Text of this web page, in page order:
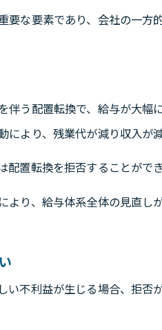
要な要素であり、会社の一方
伴う配置転換で、給与が大幅
により、残業代が減り収入が
配置転換を拒否することがで
より、給与体系全体の見直し
い不利益が生じる場合、拒否